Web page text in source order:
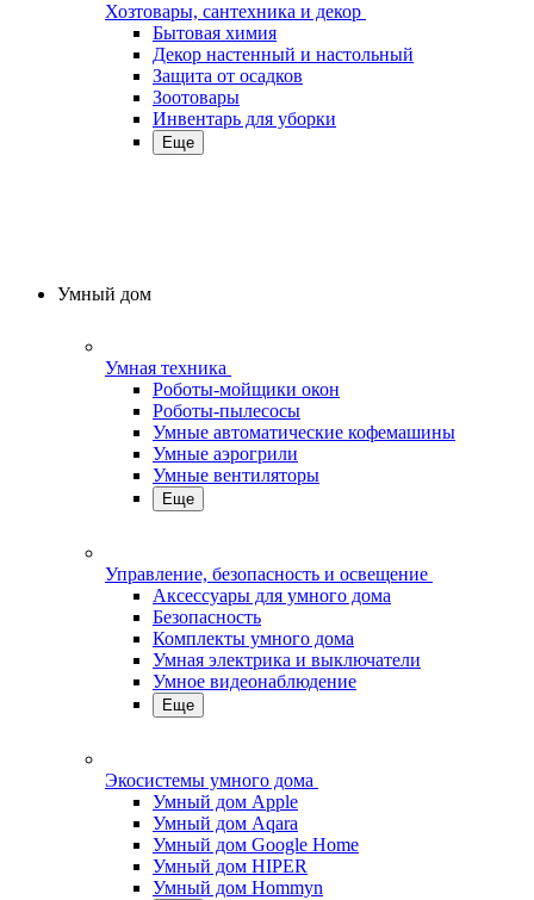
Хозтовары, сантехника и декор
Бытовая химия
Декор настенный и настольный
Защита от осадков
Зоотовары
Инвентарь для уборки
Еще
Умный дом
Умная техника
Роботы-мойщики окон
Роботы-пылесосы
Умные автоматические кофемашины
Умные аэрогрили
Умные вентиляторы
Еще
Управление, безопасность и освещение
Аксессуары для умного дома
Безопасность
Комплекты умного дома
Умная электрика и выключатели
Умное видеонаблюдение
Еще
Экосистемы умного дома
Умный дом Apple
Умный дом Aqara
Умный дом Google Home
Умный дом HIPER
Умный дом Hommyn